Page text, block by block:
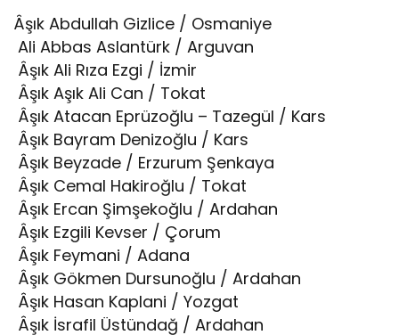
Âşık Abdullah Gizlice / Osmaniye
Ali Abbas Aslantürk / Arguvan
Âşık Ali Rıza Ezgi / İzmir
Âşık Aşık Ali Can / Tokat
Âşık Atacan Eprüzoğlu – Tazegül / Kars
Âşık Bayram Denizoğlu / Kars
Âşık Beyzade / Erzurum Şenkaya
Âşık Cemal Hakiroğlu / Tokat
Âşık Ercan Şimşekoğlu / Ardahan
Âşık Ezgili Kevser / Çorum
Âşık Feymani / Adana
Âşık Gökmen Dursunoğlu / Ardahan
Âşık Hasan Kaplani / Yozgat
Âşık İsrafil Üstündağ / Ardahan